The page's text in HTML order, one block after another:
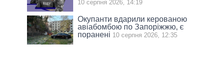
10 серпня 2026, 14:19
Окупанти вдарили керованою
авіабомбою по Запоріжжю, є
поранені 10 серпня 2026, 12:35